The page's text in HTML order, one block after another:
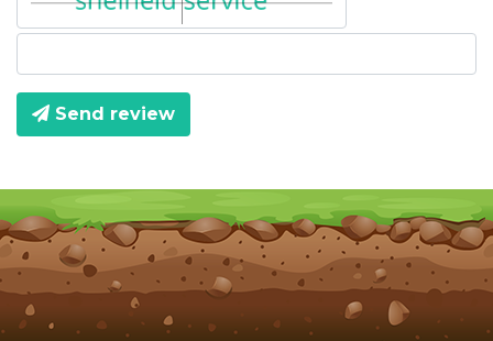
Send review